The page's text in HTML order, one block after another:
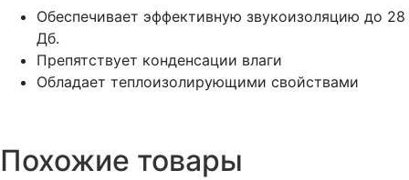
Обеспечивает эффективную звукоизоляцию до 28
Дб.
Препятствует конденсации влаги
Обладает теплоизолирующими свойствами
Похожие товары